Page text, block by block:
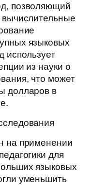
позволяющий
вычислительные
языковых
использует
из науки о
что может
долларов в
на применении
для
языковых
уменьшить